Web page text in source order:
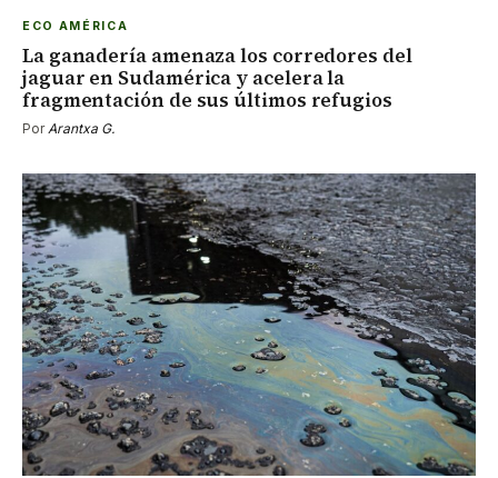
ECO AMÉRICA
La ganadería amenaza los corredores del
jaguar en Sudamérica y acelera la
fragmentación de sus últimos refugios
PorArantxa G.